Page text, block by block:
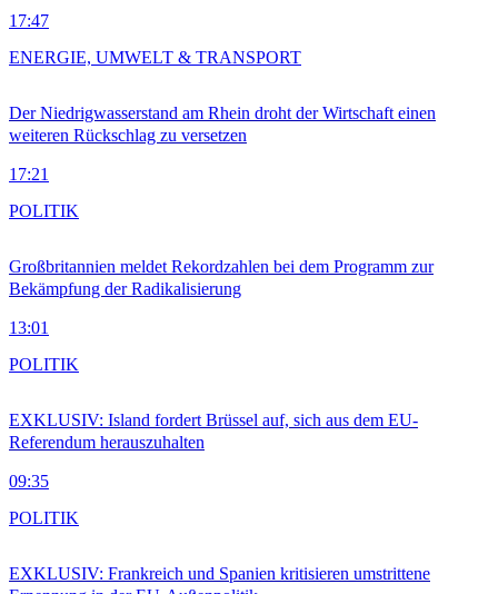
17:47
Der Niedrigwasserstand am Rhein droht der Wirtschaft einen
weiteren Rückschlag zu versetzen
17:21
ENERGIE, UMWELT & TRANSPORT
Großbritannien meldet Rekordzahlen bei dem Programm zur
Bekämpfung der Radikalisierung
13:01
POLITIK
EXKLUSIV: Island fordert Brüssel auf, sich aus dem EU-
Referendum herauszuhalten
09:35
POLITIK
EXKLUSIV: Frankreich und Spanien kritisieren umstrittene
POLITIK